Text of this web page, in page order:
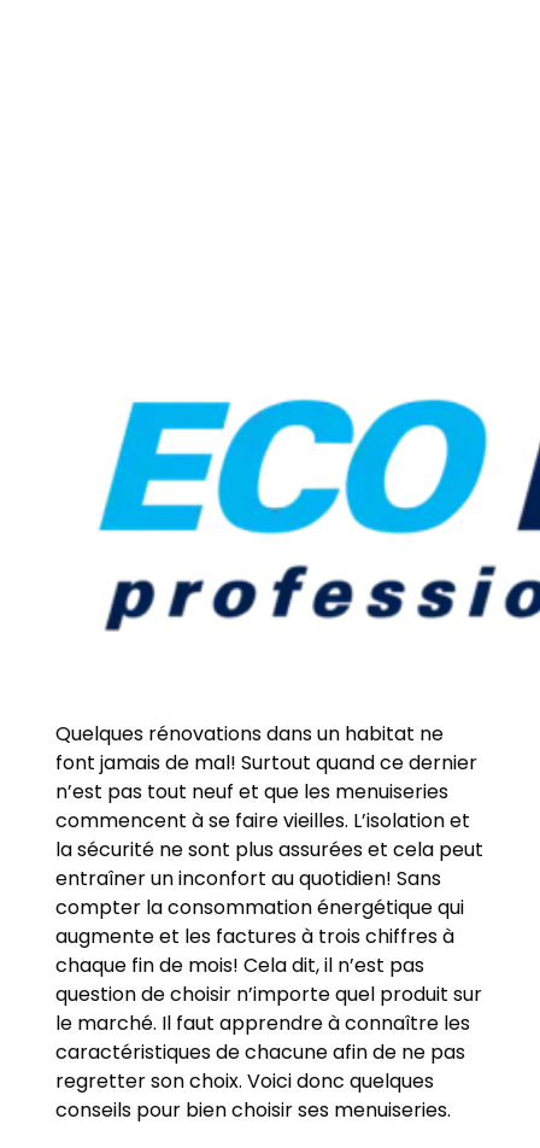
Quelques rénovations dans un habitat ne
font jamais de mal! Surtout quand ce dernier
n’est pas tout neuf et que les menuiseries
commencent à se faire vieilles. L’isolation et
la sécurité ne sont plus assurées et cela peut
entraîner un inconfort au quotidien! Sans
compter la consommation énergétique qui
augmente et les factures à trois chiffres à
chaque fin de mois! Cela dit, il n’est pas
question de choisir n’importe quel produit sur
le marché. Il faut apprendre à connaître les
caractéristiques de chacune afin de ne pas
regretter son choix. Voici donc quelques
conseils pour bien choisir ses menuiseries.